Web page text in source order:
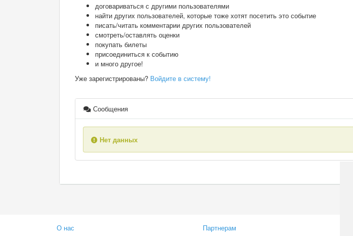
договариваться с другими пользователями
найти других пользователей, которые тоже хотят посетить это событие
писать/читать комментарии других пользователей
смотреть/оставлять оценки
покупать билеты
присоединиться к событию
и много другое!
Уже зарегистрированы? Войдите в систему!
Сообщения
Нет данных
О нас Партнерам